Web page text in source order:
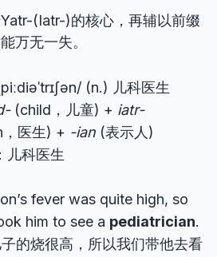
Yatr-(Iatr-)的核心，再辅以前缀
万无一失。
(n.) 儿科医生
(child，儿童) + iatr-
医生) + -ian (表示人)
：儿科医生
fever was quite high, so
him to see a pediatrician.
的烧很高，所以我们带他去看